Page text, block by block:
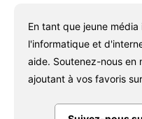
En tant que jeune
l'informatique et
aide. Soutenez-nous en
ajoutant à vos favoris